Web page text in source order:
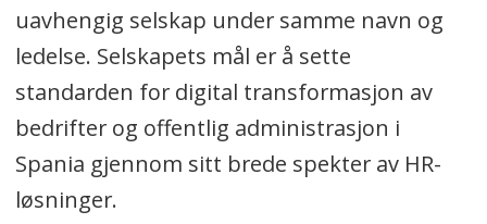
uavhengig selskap under samme navn og
ledelse. Selskapets mål er å sette
standarden for digital transformasjon av
bedrifter og offentlig administrasjon i
Spania gjennom sitt brede spekter av HR-
løsninger.